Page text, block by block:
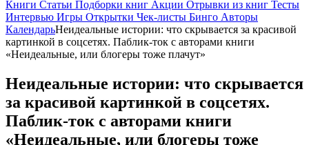
Книги Статьи Подборки книг Акции Отрывки из книг Тесты
Интервью Игры Открытки Чек-листы Бинго Авторы
КалендарьНеидеальные истории: что скрывается за красивой
картинкой в соцсетях. Паблик-ток с авторами книги
«Неидеальные, или блогеры тоже плачут»
Неидеальные истории: что скрывается
за красивой картинкой в соцсетях.
Паблик-ток с авторами книги
«Неидеальные, или блогеры тоже